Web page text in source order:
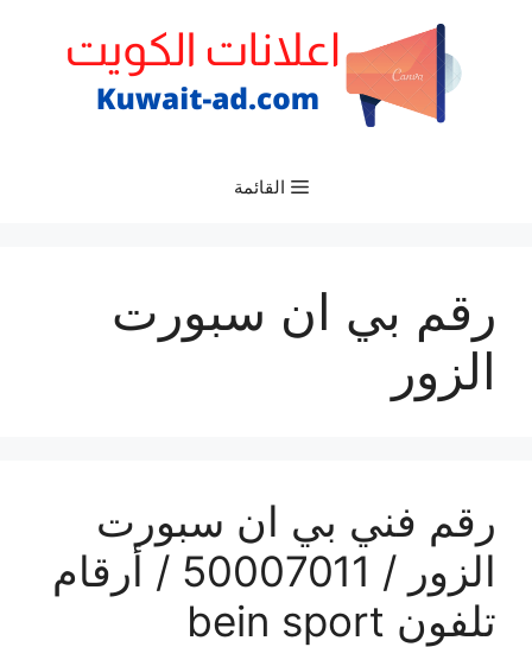
القائمة
رقم بي ان سبورت
الزور
رقم فني بي ان سبورت
الزور / 50007011 / أرقام
تلفون bein sport